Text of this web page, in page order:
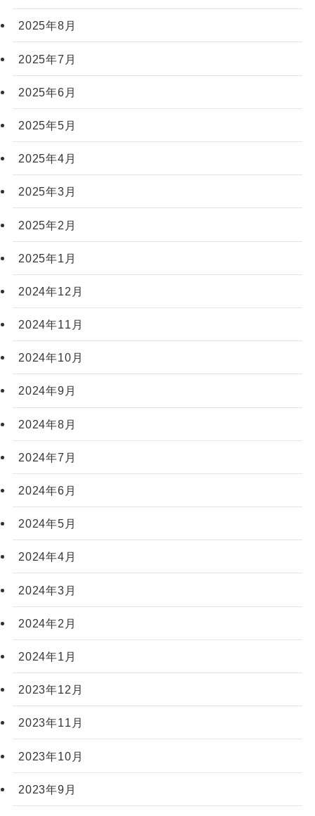
2025年8月
2025年7月
2025年6月
2025年5月
2025年4月
2025年3月
2025年2月
2025年1月
2024年12月
2024年11月
2024年10月
2024年9月
2024年8月
2024年7月
2024年6月
2024年5月
2024年4月
2024年3月
2024年2月
2024年1月
2023年12月
2023年11月
2023年10月
2023年9月